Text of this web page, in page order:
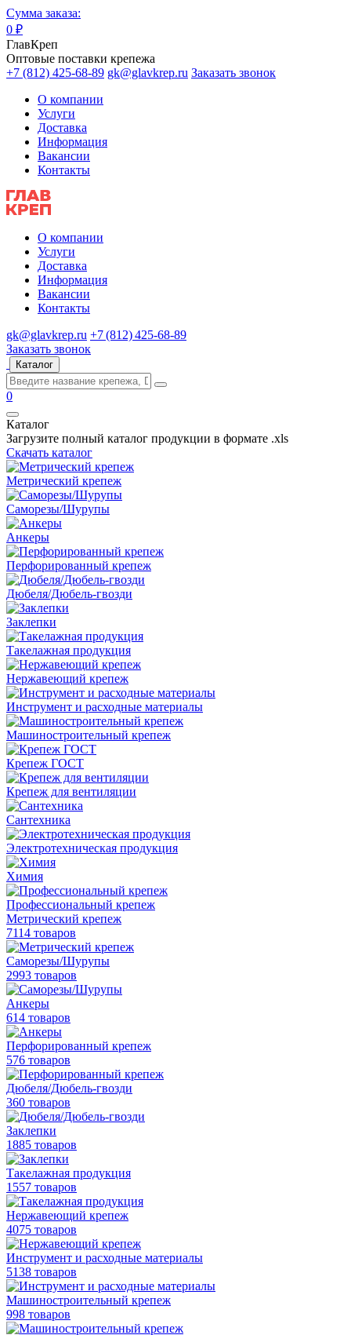
Сумма заказа:
0 ₽
ГлавКреп
Оптовые поставки крепежа
+7 (812) 425-68-89 gk@glavkrep.ru Заказать звонок
О компании
Услуги
Доставка
Информация
Вакансии
Контакты
О компании
Услуги
Доставка
Информация
Вакансии
Контакты
gk@glavkrep.ru +7 (812) 425-68-89
Заказать звонок
Каталог
0
Каталог
Загрузите полный каталог продукции в формате .xls
Скачать каталог
Метрический крепеж
Саморезы/Шурупы
Анкеры
Перфорированный крепеж
Дюбеля/Дюбель-гвозди
Заклепки
Такелажная продукция
Нержавеющий крепеж
Инструмент и расходные материалы
Машиностроительный крепеж
Крепеж ГОСТ
Крепеж для вентиляции
Сантехника
Электротехническая продукция
Химия
Профессиональный крепеж
Метрический крепеж
7114 товаров
Саморезы/Шурупы
2993 товаров
Анкеры
614 товаров
Перфорированный крепеж
576 товаров
Дюбеля/Дюбель-гвозди
360 товаров
Заклепки
1885 товаров
Такелажная продукция
1557 товаров
Нержавеющий крепеж
4075 товаров
Инструмент и расходные материалы
5138 товаров
Машиностроительный крепеж
998 товаров